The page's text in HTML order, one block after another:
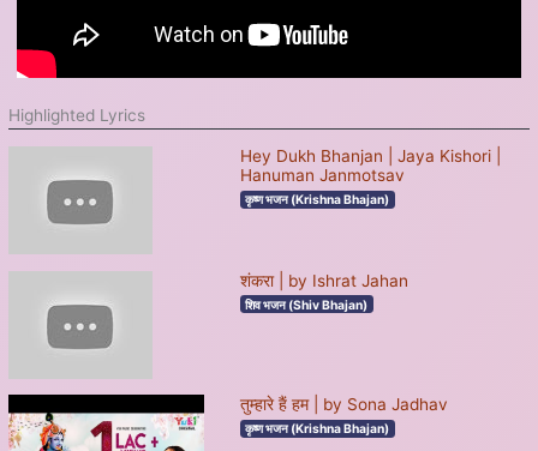
Highlighted Lyrics
Hey Dukh Bhanjan | Jaya Kishori |
Hanuman Janmotsav
कृष्ण भजन (Krishna Bhajan)
शंकरा | by Ishrat Jahan
शिव भजन (Shiv Bhajan)
तुम्हारे हैं हम | by Sona Jadhav
कृष्ण भजन (Krishna Bhajan)